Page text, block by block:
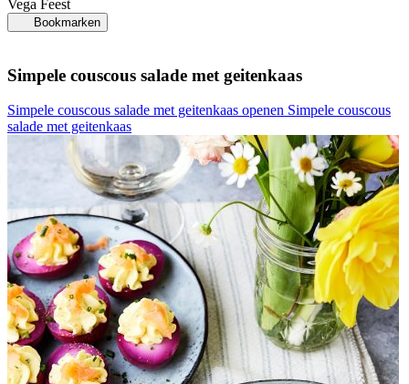
Vega Feest
Bookmarken
Simpele couscous salade met geitenkaas
Simpele couscous salade met geitenkaas openen Simpele couscous
salade met geitenkaas